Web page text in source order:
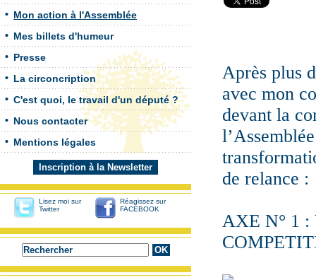
Mon action à l'Assemblée
Mes billets d'humeur
Presse
La circoncription
C'est quoi, le travail d'un député ?
Nous contacter
Mentions légales
Inscription à la Newsletter
Lisez moi sur
Twitter
Réagissez sur
FACEBOOK
Après plus
avec mon
devant la
de relance :
AXE N° 1 :